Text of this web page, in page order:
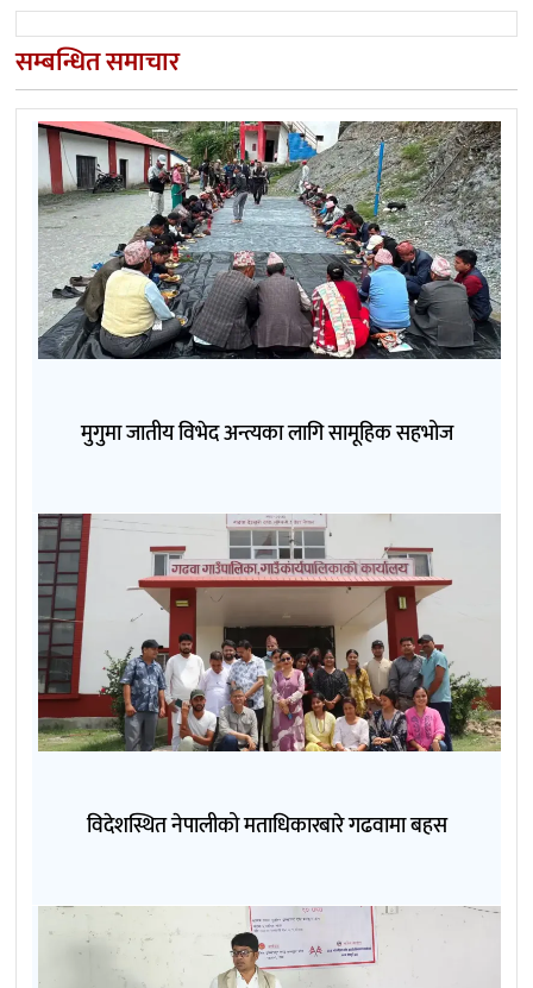
सम्बन्धित समाचार
मुगुमा जातीय विभेद अन्त्यका लागि सामूहिक सहभोज
विदेशस्थित नेपालीको मताधिकारबारे गढवामा बहस